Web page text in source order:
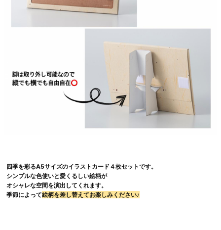
四季を彩るA5サイズのイラストカード４枚セットです。
シンプルな色使いと愛くるしい絵柄が
オシャレな空間を演出してくれます。
季節によって絵柄を差し替えてお楽しみください♪